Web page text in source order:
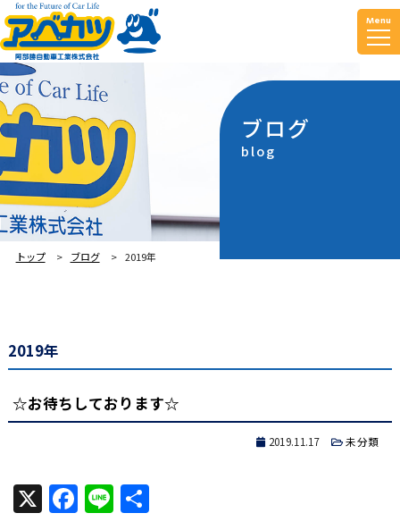
Menu
ブログ
blog
トップ ブログ 2019年
2019年
☆お待ちしております☆
2019.11.17 未分類
X Facebook
Line共